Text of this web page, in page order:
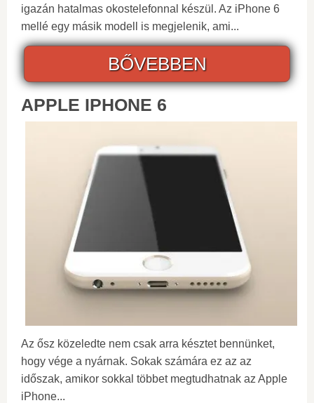
igazán hatalmas okostelefonnal készül. Az iPhone 6
mellé egy másik modell is megjelenik, ami...
BŐVEBBEN
APPLE IPHONE 6
Az ősz közeledte nem csak arra késztet bennünket,
hogy vége a nyárnak. Sokak számára ez az az
időszak, amikor sokkal többet megtudhatnak az Apple
iPhone...